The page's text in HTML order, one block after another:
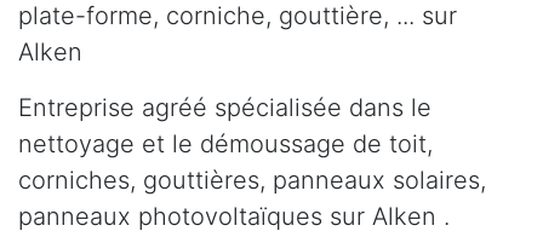
plate-forme, corniche, gouttière, ... sur
Alken
Entreprise agréé spécialisée dans le
nettoyage et le démoussage de toit,
corniches, gouttières, panneaux solaires,
panneaux photovoltaïques sur Alken .